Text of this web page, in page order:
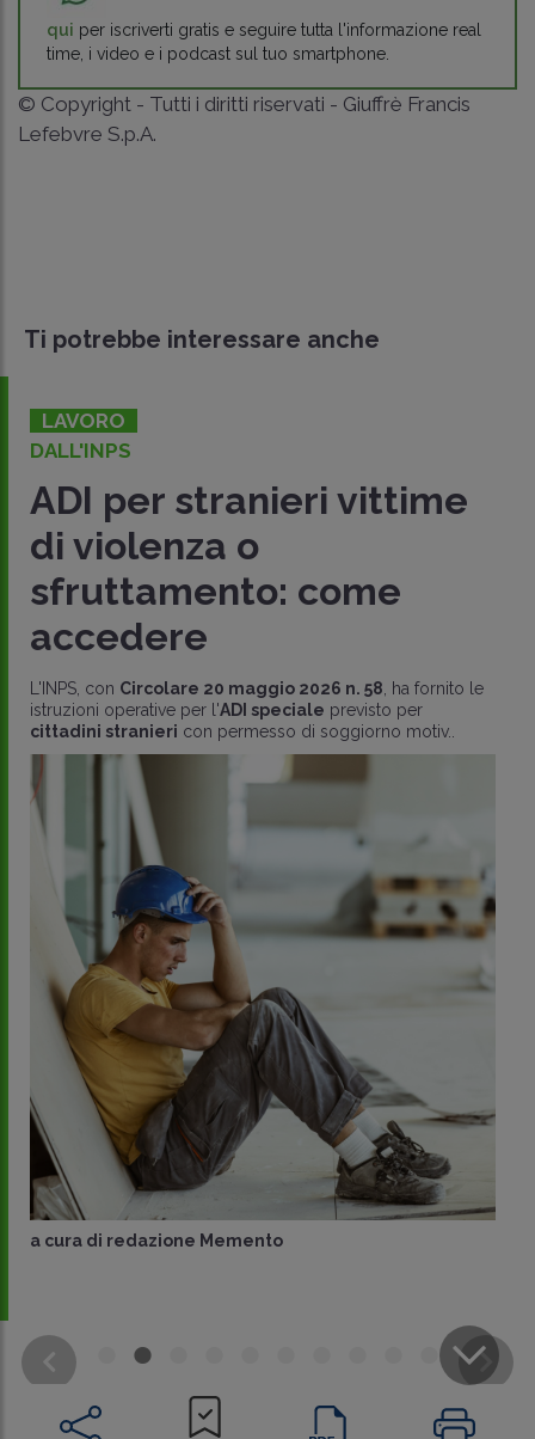
CONDIVIDI
qui per iscriverti gratis e seguire tutta l'informazione real
time, i video e i podcast sul tuo smartphone.
© Copyright - Tutti i diritti riservati - Giuffrè Francis
Lefebvre S.p.A.
Ti potrebbe interessare anche
LAVORO
DALL'INPS
ADI per stranieri vittime
di violenza o
sfruttamento: come
accedere
L'INPS, con Circolare 20 maggio 2026 n. 58 , ha fornito le
istruzioni operative per l'ADI speciale previsto per
cittadini stranieri con permesso di soggiorno motiv..
a cura di redazione Memento